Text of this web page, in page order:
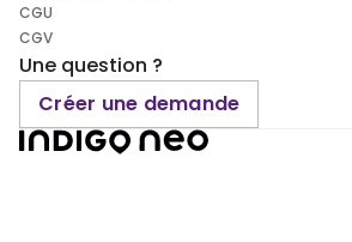
CGU
CGV
Une question ?
Créer une demande